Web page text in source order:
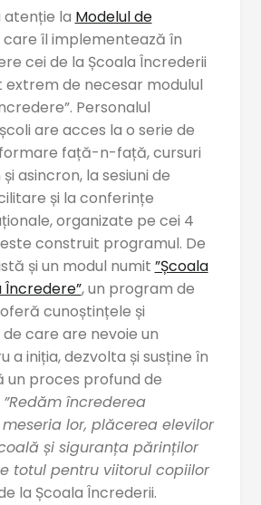
la Modelul de
îl implementează în
cei de la Școala Încrederii
extrem de necesar modulul
Personalul
are acces la o serie de
față-n-față, cursuri
asincron, la sesiuni de
și la conferințe
organizate pe cei 4
construit programul. De
și un modul numit ”Școala
, un program de
cunoștințele și
care are nevoie un
a iniția, dezvolta și susține în
un proces profund de
”Redăm încrederea
lor, plăcerea elevilor
și siguranța părinților
totul pentru viitorul copiilor
la Școala Încrederii.